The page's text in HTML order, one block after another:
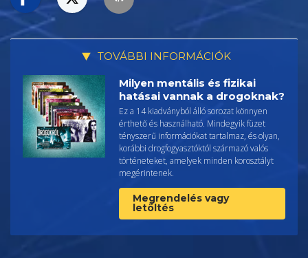
TOVÁBBI INFORMÁCIÓK
Milyen mentális és fizikai
hatásai vannak a drogoknak?
Ez a 14 kiadványból álló sorozat könnyen
érthető és használható. Mindegyik füzet
tényszerű információkat tartalmaz, és olyan,
korábbi drogfogyasztóktól származó valós
történeteket, amelyek minden korosztályt
megérintenek.
Megrendelés vagy
letöltés